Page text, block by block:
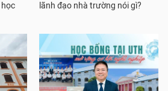
lãnh đạo nhà trường nói gì?